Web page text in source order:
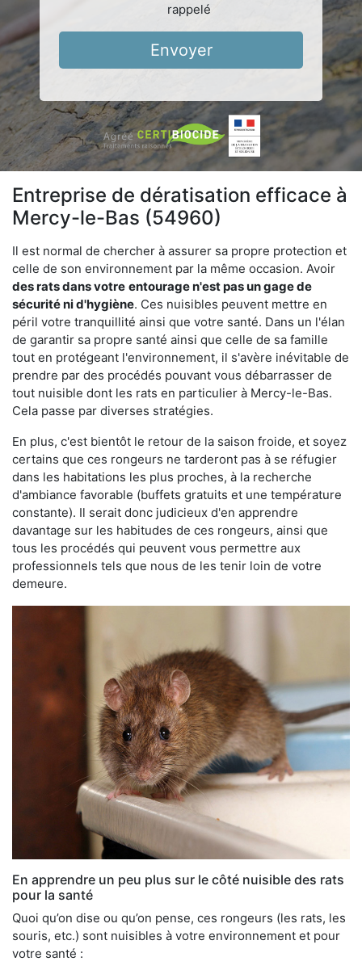
rappelé
Envoyer
Entreprise de dératisation efficace à
Mercy-le-Bas (54960)
Il est normal de chercher à assurer sa propre protection et
celle de son environnement par la même occasion. Avoir
des rats dans votre entourage n'est pas un gage de
sécurité ni d'hygiène. Ces nuisibles peuvent mettre en
péril votre tranquillité ainsi que votre santé. Dans un l'élan
de garantir sa propre santé ainsi que celle de sa famille
tout en protégeant l'environnement, il s'avère inévitable de
prendre par des procédés pouvant vous débarrasser de
tout nuisible dont les rats en particulier à Mercy-le-Bas.
Cela passe par diverses stratégies.
En plus, c'est bientôt le retour de la saison froide, et soyez
certains que ces rongeurs ne tarderont pas à se réfugier
dans les habitations les plus proches, à la recherche
d'ambiance favorable (buffets gratuits et une température
constante). Il serait donc judicieux d'en apprendre
davantage sur les habitudes de ces rongeurs, ainsi que
tous les procédés qui peuvent vous permettre aux
professionnels tels que nous de les tenir loin de votre
demeure.
En apprendre un peu plus sur le côté nuisible des rats
pour la santé
Quoi qu’on dise ou qu’on pense, ces rongeurs (les rats, les
souris, etc.) sont nuisibles à votre environnement et pour
votre santé :